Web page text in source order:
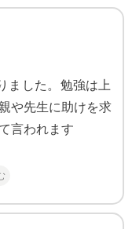
ました。勉強は上
や先生に助けを求
言われます